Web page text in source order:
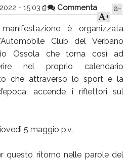
- 15:03 Commenta
a-
+
è organizzata
Club del Verbano
Ossola che torna così ad
nel proprio calendario
che attraverso lo sport e la
accende i riflettori sul
5 maggio p.v.
questo ritorno nelle parole del